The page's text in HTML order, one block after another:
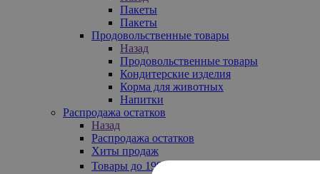
Пакеты
Пакеты
Продовольственные товары
Назад
Продовольственные товары
Кондитерские изделия
Корма для животных
Напитки
Распродажа остатков
Назад
Распродажа остатков
Хиты продаж
Товары до 199₽